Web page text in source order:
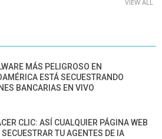
VIEW ALL
MÁS PELIGROSO EN
ESTÁ SECUESTRANDO
BANCARIAS EN VIVO
CLIC: ASÍ CUALQUIER PÁGINA WEB
SECUESTRAR TU AGENTES DE IA